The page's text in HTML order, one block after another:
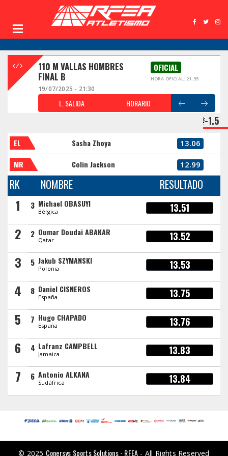
110 M VALLAS HOMBRES
FINAL B
OFICIAL
HORA OFICIAL: 21:35
19/07/2025 - 21:30
L. SALIDA HORARIO
-1.5
EL Sasha Zhoya 13.06
MR Colin Jackson 12.99
RK NOMBRE RESULTADO
1 3 Michael OBASUYI
Bélgica 13.51
2 2 Oumar Doudai ABAKAR
Qatar 13.52
3 5 Jakub SZYMANSKI
Polonia 13.53
4 8 Daniel CISNEROS
España 13.75
5 7 Hugo CHAPADO
España 13.76
6 4 Lafranz CAMPBELL
Jamaica 13.83
7 6 Antonio ALKANA
Sudáfrica 13.84
© 2025 Conersys Sports Solutions - RFEA - All Rights Reserved